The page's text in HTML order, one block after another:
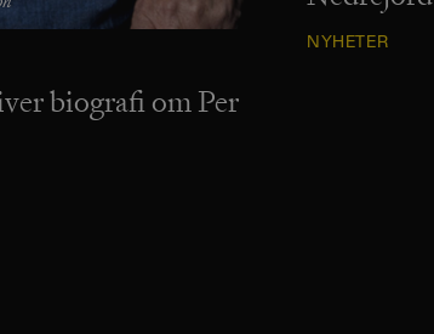
biografi om Per
NYHETER